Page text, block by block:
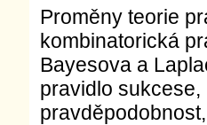
Proměny teorie
kombinatorická
Bayesova a
pravidlo